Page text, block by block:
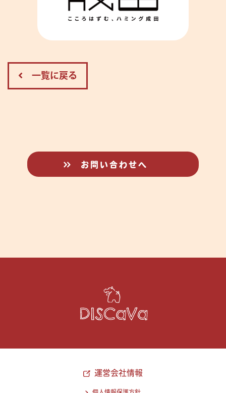
一覧に戻る
お問い合わせへ
運営会社情報